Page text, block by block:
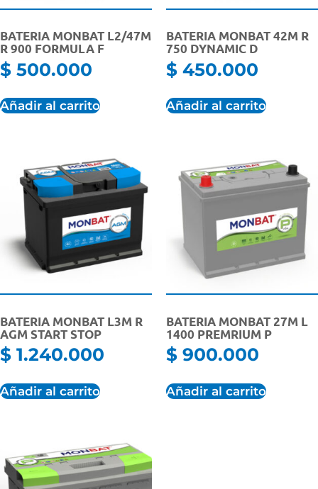
BATERIA MONBAT L2/47M
R 900 FORMULA F
$ 500.000
Añadir al carrito
BATERIA MONBAT 42M R
750 DYNAMIC D
$ 450.000
Añadir al carrito
BATERIA MONBAT L3M R
AGM START STOP
$ 1.240.000
Añadir al carrito
BATERIA MONBAT 27M L
1400 PREMRIUM P
$ 900.000
Añadir al carrito